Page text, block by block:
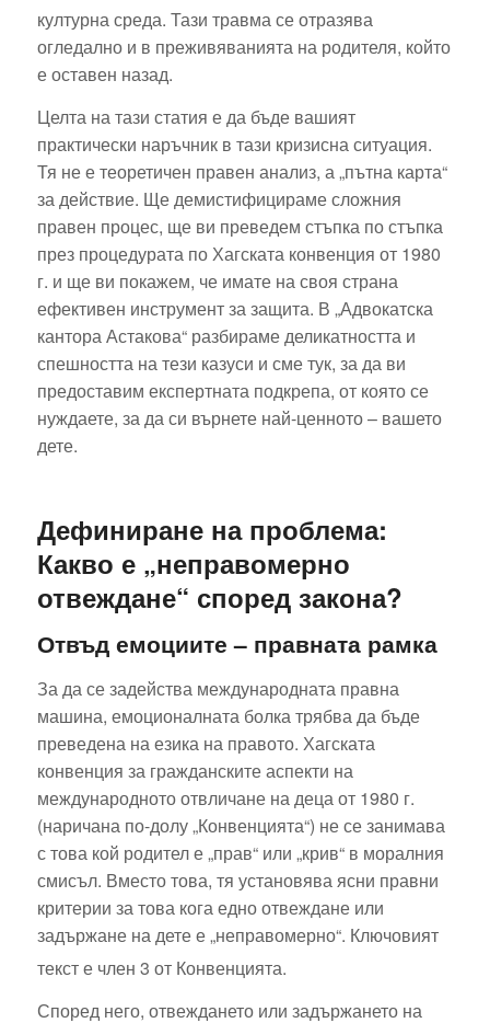
културна среда. Тази травма се отразява
огледално и в преживяванията на родителя, който
е оставен назад.
Целта на тази статия е да бъде вашият
практически наръчник в тази кризисна ситуация.
Тя не е теоретичен правен анализ, а „пътна карта“
за действие. Ще демистифицираме сложния
правен процес, ще ви преведем стъпка по стъпка
през процедурата по Хагската конвенция от 1980
г. и ще ви покажем, че имате на своя страна
ефективен инструмент за защита. В „Адвокатска
кантора Астакова“ разбираме деликатността и
спешността на тези казуси и сме тук, за да ви
предоставим експертната подкрепа, от която се
нуждаете, за да си върнете най-ценното – вашето
дете.
Дефиниране на проблема:
Какво е „неправомерно
отвеждане“ според закона?
Отвъд емоциите – правната рамка
За да се задейства международната правна
машина, емоционалната болка трябва да бъде
преведена на езика на правото. Хагската
конвенция за гражданските аспекти на
международното отвличане на деца от 1980 г.
(наричана по-долу „Конвенцията“) не се занимава
с това кой родител е „прав“ или „крив“ в моралния
смисъл. Вместо това, тя установява ясни правни
критерии за това кога едно отвеждане или
задържане на дете е „неправомерно“. Ключовият
текст е член 3 от Конвенцията.
Според него, отвеждането или задържането на